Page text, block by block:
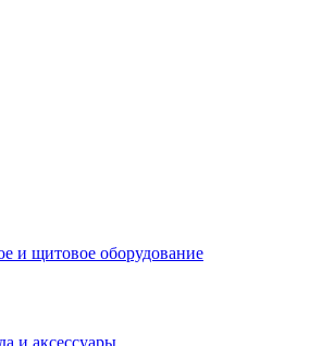
и щитовое оборудование
и аксессуары